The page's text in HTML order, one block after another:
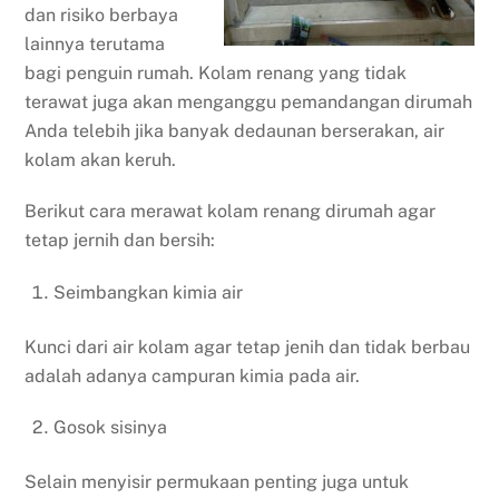
dan risiko berbaya
lainnya terutama
bagi penguin rumah. Kolam renang yang tidak
terawat juga akan menganggu pemandangan dirumah
Anda telebih jika banyak dedaunan berserakan, air
kolam akan keruh.
Berikut cara merawat kolam renang dirumah agar
tetap jernih dan bersih:
Seimbangkan kimia air
Kunci dari air kolam agar tetap jenih dan tidak berbau
adalah adanya campuran kimia pada air.
Gosok sisinya
Selain menyisir permukaan penting juga untuk